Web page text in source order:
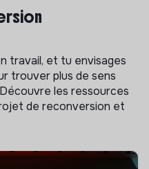
travail, et tu envisages
trouver plus de sens
les ressources
de reconversion et